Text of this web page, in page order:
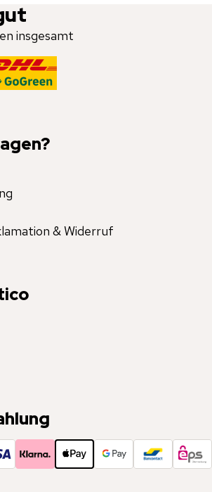
insgesamt
& Widerruf